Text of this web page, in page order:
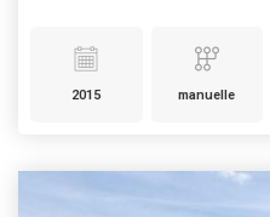
2015 manuelle